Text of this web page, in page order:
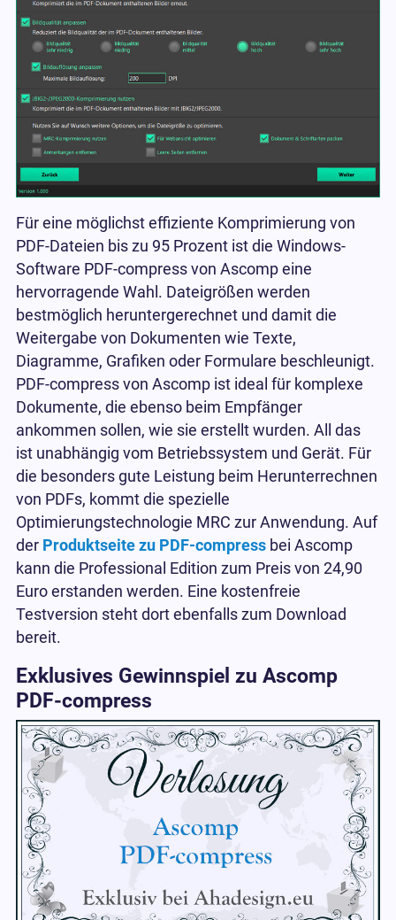
Für eine möglichst effiziente Komprimierung von
PDF-Dateien bis zu 95 Prozent ist die Windows-
Software PDF-compress von Ascomp eine
hervorragende Wahl. Dateigrößen werden
bestmöglich heruntergerechnet und damit die
Weitergabe von Dokumenten wie Texte,
Diagramme, Grafiken oder Formulare beschleunigt.
PDF-compress von Ascomp ist ideal für komplexe
Dokumente, die ebenso beim Empfänger
ankommen sollen, wie sie erstellt wurden. All das
ist unabhängig vom Betriebssystem und Gerät. Für
die besonders gute Leistung beim Herunterrechnen
von PDFs, kommt die spezielle
Optimierungstechnologie MRC zur Anwendung. Auf
der Produktseite zu PDF-compressbei Ascomp
kann die Professional Edition zum Preis von 24,90
Euro erstanden werden. Eine kostenfreie
Testversion steht dort ebenfalls zum Download
bereit.
Exklusives Gewinnspiel zu Ascomp
PDF-compress